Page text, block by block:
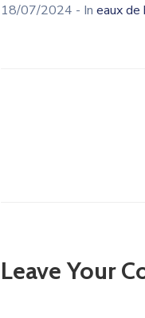
18/07/2024 - In eaux de
Leave Your